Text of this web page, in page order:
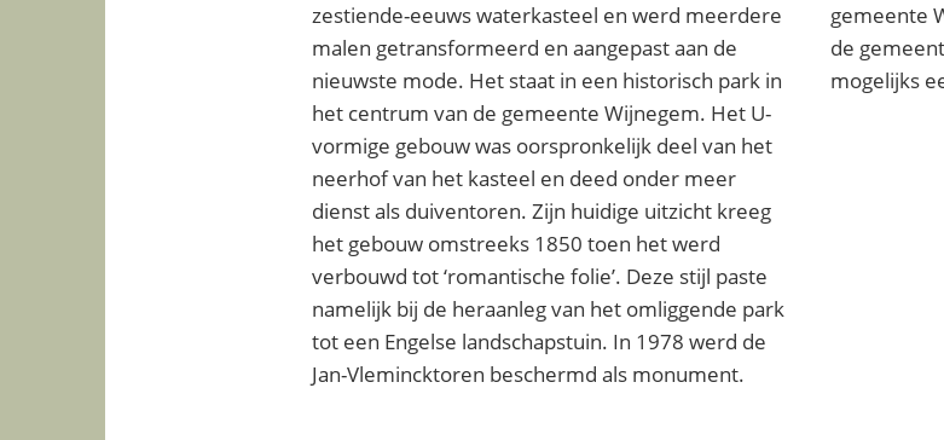
zestiende-eeuws waterkasteel en werd meerdere
malen getransformeerd en aangepast aan de
nieuwste mode. Het staat in een historisch park in
het centrum van de gemeente Wijnegem. Het U-
vormige gebouw was oorspronkelijk deel van het
neerhof van het kasteel en deed onder meer
dienst als duiventoren. Zijn huidige uitzicht kreeg
het gebouw omstreeks 1850 toen het werd
verbouwd tot ‘romantische folie’. Deze stijl paste
namelijk bij de heraanleg van het omliggende park
tot een Engelse landschapstuin. In 1978 werd de
Jan-Vlemincktoren beschermd als monument.
gemeente
de
mogelijks